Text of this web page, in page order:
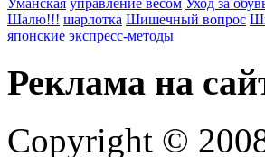
Уманская управление весом Уход за
Шалю!!! шарлотка Шишечный вопрос
японские экспресс-методы
Реклама на
Copyright ©